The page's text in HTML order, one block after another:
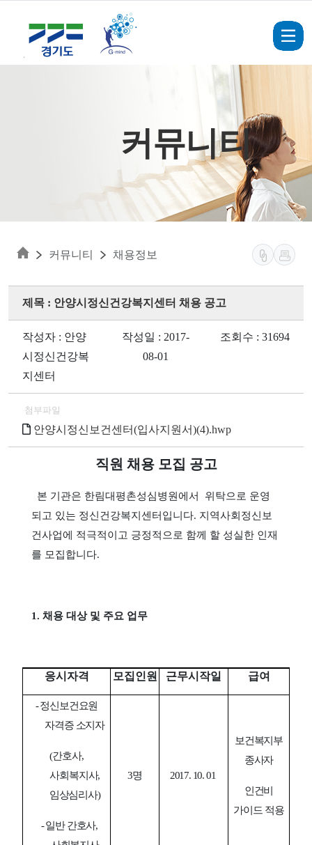
커뮤니티
커뮤니티 채용정보
제목 : 안양시정신건강복지센터 채용 공고
작성자 : 안양
시정신건강복
지센터
작성일 : 2017-
08-01
조회수 : 31694
첨부파일
안양시정신보건센터(입사지원서)(4).hwp
직원 채용 모집 공고
본 기관은 한림대평촌성심병원에서
위탁으로 운영
되고 있는 정신건강복지센터입니다. 지역사회정신보
건사업에 적극적이고 긍정적으로 함께 할 성실한 인재
를 모집합니다.
1.채용 대상 및 주요 업무
응시자격 모집인원 근무시작일 급여
-정신보건요원
자격증 소지자
(간호사,
사회복지사,
임상심리사)
-일반 간호사,
3명 2017. 10. 01
보건복지부
종사자
인건비
가이드 적용